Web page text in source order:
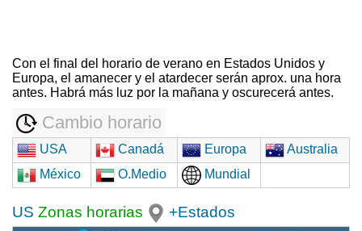
Con el final del horario de verano en Estados Unidos y
Europa, el amanecer y el atardecer serán aprox. una hora
antes. Habrá más luz por la mañana y oscurecerá antes.
Cambio horario
USA Canadá Europa
Australia
México
O.Medio Mundial
US Zonas horarias +Estados